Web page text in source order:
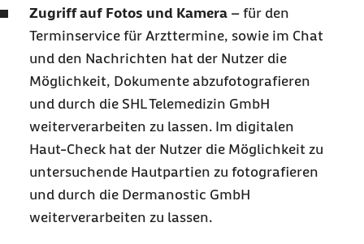
Zugriff auf Fotos und Kamera – für den
Terminservice für Arzttermine, sowie im Chat
und den Nachrichten hat der Nutzer die
Möglichkeit, Dokumente abzufotografieren
und durch die SHL Telemedizin GmbH
weiterverarbeiten zu lassen. Im digitalen
Haut-Check hat der Nutzer die Möglichkeit zu
untersuchende Hautpartien zu fotografieren
und durch die Dermanostic GmbH
weiterverarbeiten zu lassen.